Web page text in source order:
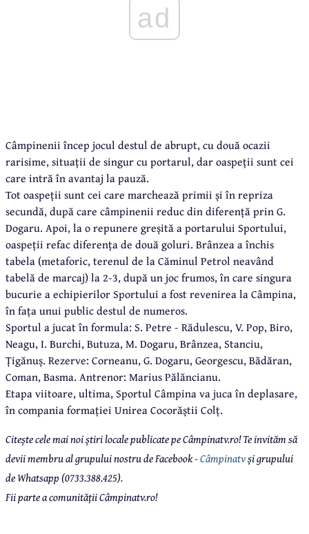
ad
Câmpinenii încep jocul destul de abrupt, cu două ocazii
rarisime, situații de singur cu portarul, dar oaspeții sunt cei
care intră în avantaj la pauză.
Tot oaspeții sunt cei care marchează primii și în repriza
secundă, după care câmpinenii reduc din diferență prin G.
Dogaru. Apoi, la o repunere greșită a portarului Sportului,
oaspeții refac diferența de două goluri. Brânzea a închis
tabela (metaforic, terenul de la Căminul Petrol neavând
tabelă de marcaj) la 2-3, după un joc frumos, în care singura
bucurie a echipierilor Sportului a fost revenirea la Câmpina,
în fața unui public destul de numeros.
Sportul a jucat în formula: S. Petre - Rădulescu, V. Pop, Biro,
Neagu, I. Burchi, Butuza, M. Dogaru, Brânzea, Stanciu,
Țigănuș. Rezerve: Corneanu, G. Dogaru, Georgescu, Bădăran,
Coman, Basma. Antrenor: Marius Pălăncianu.
Etapa viitoare, ultima, Sportul Câmpina va juca în deplasare,
în compania formației Unirea Cocorăștii Colț.
Citește cele mai noi știri locale publicate pe Câmpinatv.ro! Te invităm să
devii membru al grupului nostru de Facebook -Câmpinatvși grupului
de Whatsapp (0733.388.425).
Fii parte a comunității Câmpinatv.ro!